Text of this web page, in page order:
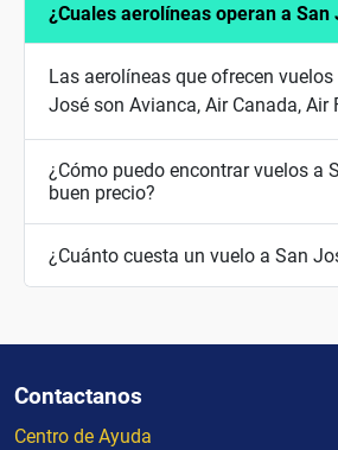
¿Cuales aerolíneas operan a San
Las aerolíneas que ofrecen
José son Avianca, Air Canada, Air
¿Cómo puedo encontrar vuelos a
buen precio?
¿Cuánto cuesta un vuelo a San
Contactanos
Centro de Ayuda